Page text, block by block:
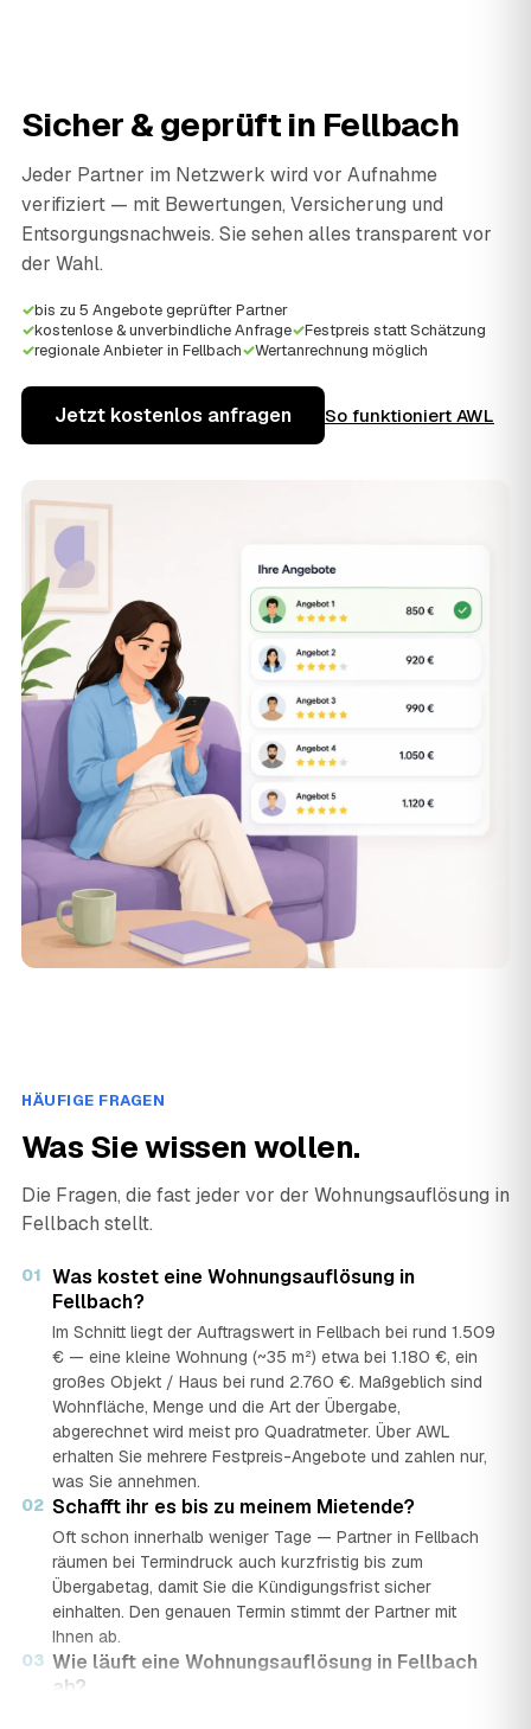
Sicher & geprüft in Fellbach
Jeder Partner im Netzwerk wird vor Aufnahme
verifiziert — mit Bewertungen, Versicherung und
Entsorgungsnachweis. Sie sehen alles transparent vor
der Wahl.
✓bis zu 5 Angebote geprüfter Partner
✓kostenlose & unverbindliche Anfrage✓Festpreis statt Schätzung
✓regionale Anbieter in Fellbach✓Wertanrechnung möglich
Jetzt kostenlos anfragen So funktioniert AWL
HÄUFIGE FRAGEN
Was Sie wissen wollen.
Die Fragen, die fast jeder vor der Wohnungsauflösung in
Fellbach stellt.
01 Was kostet eine Wohnungsauflösung in
Fellbach?
Im Schnitt liegt der Auftragswert in Fellbach bei rund 1.509
€ — eine kleine Wohnung (~35 m²) etwa bei 1.180 €, ein
großes Objekt / Haus bei rund 2.760 €. Maßgeblich sind
Wohnfläche, Menge und die Art der Übergabe,
abgerechnet wird meist pro Quadratmeter. Über AWL
erhalten Sie mehrere Festpreis-Angebote und zahlen nur,
was Sie annehmen.
02 Schafft ihr es bis zu meinem Mietende?
Oft schon innerhalb weniger Tage — Partner in Fellbach
räumen bei Termindruck auch kurzfristig bis zum
Übergabetag, damit Sie die Kündigungsfrist sicher
einhalten. Den genauen Termin stimmt der Partner mit
Ihnen ab.
03 Wie läuft eine Wohnungsauflösung in Fellbach
ab?